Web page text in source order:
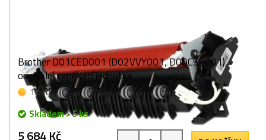
Brother D01CED001 (D02VVY001, D00C55001),
originální zapékací jednotka
1 bod
Skladem > 5 ks
5 684 Kč